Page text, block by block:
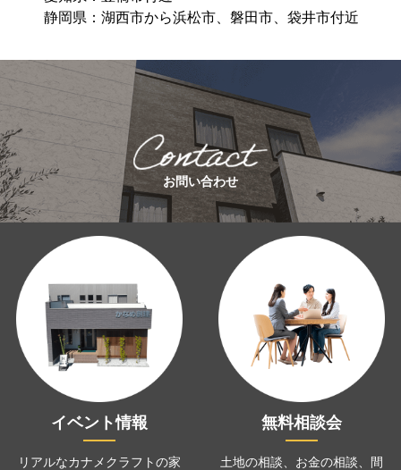
静岡県：湖⻄市から浜松市、磐⽥市、袋井市付近
お問い合わせ
イベント情報
リアルなカナメクラフトの家
無料相談会
土地の相談、お金の相談、
間